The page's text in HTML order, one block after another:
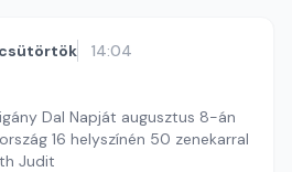
csütörtök 14:04
Dal Napját augusztus 8-án
16 helyszínén 50 zenekarral
Judit